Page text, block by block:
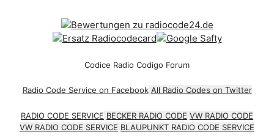
Codice Radio Codigo Forum
Radio Code Service on Facebook All Radio Codes on Twitter
RADIO CODE SERVICE BECKER RADIO CODE VW RADIO CODE
VW RADIO CODE SERVICE BLAUPUNKT RADIO CODE SERVICE